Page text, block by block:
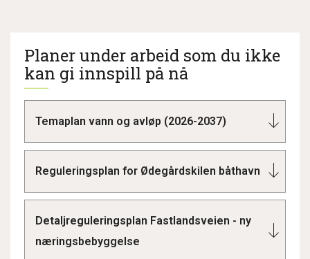
Planer under arbeid som du ikke
kan gi innspill på nå
Temaplan vann og avløp (2026-2037)
Reguleringsplan for Ødegårdskilen båthavn
Detaljreguleringsplan Fastlandsveien - ny
næringsbebyggelse